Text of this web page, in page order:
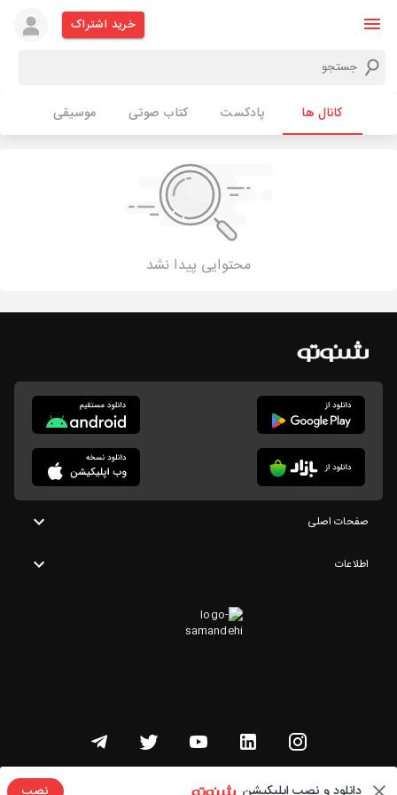
خرید اشتراک
کانال ها پادکست کتاب صوتی موسیقی
محتوایی پیدا نشد
صفحات اصلی
اطلاعات
تمامی حقوق این وبسایت متعلق به شنوتو است